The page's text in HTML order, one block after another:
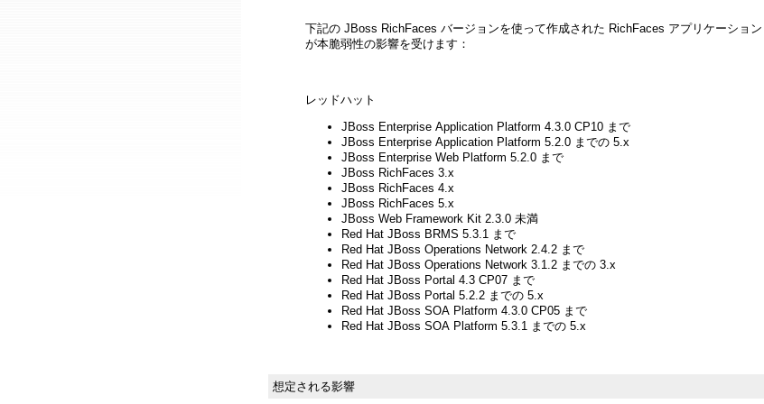
下記の JBoss RichFaces バージョンを使って作成された RichFaces アプリケーション
が本脆弱性の影響を受けます：
レッドハット
JBoss Enterprise Application Platform 4.3.0 CP10 まで
JBoss Enterprise Application Platform 5.2.0 までの 5.x
JBoss Enterprise Web Platform 5.2.0 まで
JBoss RichFaces 3.x
JBoss RichFaces 4.x
JBoss RichFaces 5.x
JBoss Web Framework Kit 2.3.0 未満
Red Hat JBoss BRMS 5.3.1 まで
Red Hat JBoss Operations Network 2.4.2 まで
Red Hat JBoss Operations Network 3.1.2 までの 3.x
Red Hat JBoss Portal 4.3 CP07 まで
Red Hat JBoss Portal 5.2.2 までの 5.x
Red Hat JBoss SOA Platform 4.3.0 CP05 まで
Red Hat JBoss SOA Platform 5.3.1 までの 5.x
想定される影響